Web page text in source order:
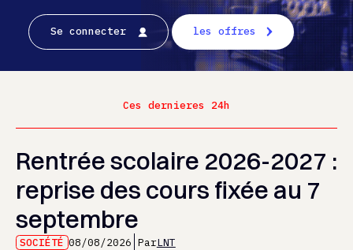
Se connecter les offres
Ces dernieres 24h
Rentrée scolaire 2026-2027 :
reprise des cours fixée au 7
septembre
SOCIÉTÉ 08/08/2026 ParLNT